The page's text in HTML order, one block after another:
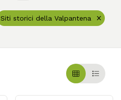
Siti storici della Valpantena
GrigliaTable